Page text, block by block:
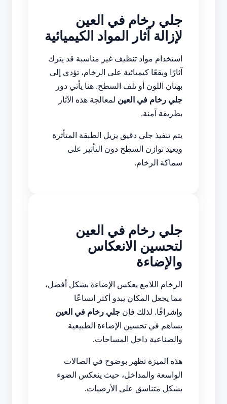
جلي رخام في العين
لإزالة آثار المواد الكيميائية
استخدام مواد تنظيف غير مناسبة قد يترك
آثارًا وبقعًا كيميائية على الرخام، تؤدي إلى
بهتان اللون أو تلف السطح. هنا يأتي دور
جلي رخام في العين لمعالجة هذه الآثار
بطريقة آمنة.
يتم تنفيذ جلي دقيق يزيل الطبقة المتأثرة
ويعيد توازن السطح دون التأثير على
سماكة الرخام.
جلي رخام في العين
لتحسين الانعكاس
والإضاءة
الرخام اللامع يعكس الإضاءة بشكل أفضل،
مما يجعل المكان يبدو أكثر اتساعًا
وإشراقًا. لذلك فإن جلي رخام في العين
يساهم في تحسين الإضاءة الطبيعية
والصناعية داخل المساحات.
هذه الميزة تظهر بوضوح في الصالات
الواسعة والمداخل، حيث ينعكس الضوء
بشكل متناسق على الأرضيات.